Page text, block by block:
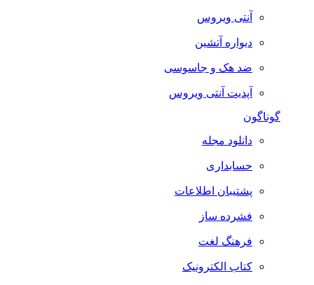
آنتی ویروس
دیواره آتشین
ضد هک و جاسوسی
آپدیت آنتی ویروس
گوناگون
دانلود مجله
حسابداری
پشتیبان اطلاعات
فشرده ساز
فرهنگ لغت
کتاب الکترونیک